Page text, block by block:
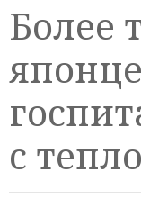
Более
с